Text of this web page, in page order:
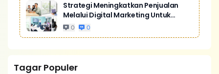
Strategi Meningkatkan Penjualan
Melalui Digital Marketing Untuk
Bisnis Yang Lebih Kompetitif
0 0
Tagar Populer